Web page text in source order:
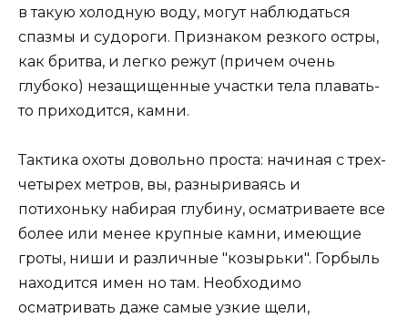
в такую холодную воду, могут наблюдаться
спазмы и судороги. Признаком резкого остры,
как бритва, и легко режут (причем очень
глубоко) незащищенные участки тела плавать-
то приходится, камни.
Тактика охоты довольно проста: начиная с трех-
четырех метров, вы, разныриваясь и
потихоньку набирая глубину, осматриваете все
более или менее крупные камни, имеющие
гроты, ниши и различные "козырьки". Горбыль
находится имен но там. Необходимо
осматривать даже самые узкие щели,